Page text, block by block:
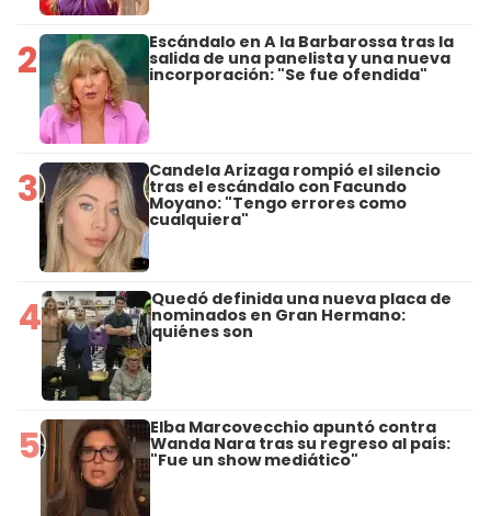
2 Escándalo en A la Barbarossa tras la
salida de una panelista y una nueva
incorporación: "Se fue ofendida"
3 Candela Arizaga rompió el silencio
tras el escándalo con Facundo
Moyano: "Tengo errores como
cualquiera"
4 Quedó definida una nueva placa de
nominados en Gran Hermano:
quiénes son
5 Elba Marcovecchio apuntó contra
Wanda Nara tras su regreso al país:
"Fue un show mediático"